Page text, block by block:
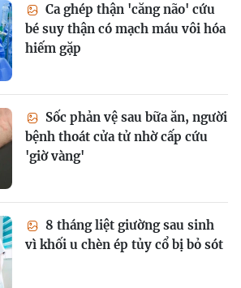
Ca ghép thận 'căng não' cứu
bé suy thận có mạch máu vôi hóa
hiếm gặp
Sốc phản vệ sau bữa ăn, người
bệnh thoát cửa tử nhờ cấp cứu
'giờ vàng'
8 tháng liệt giường sau sinh
vì khối u chèn ép tủy cổ bị bỏ sót